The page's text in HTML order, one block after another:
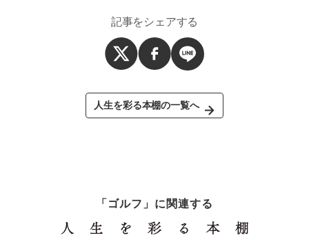
記事をシェアする
人生を彩る本棚の一覧へ
「ゴルフ」に関連する